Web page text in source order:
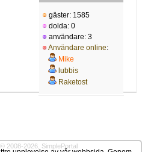
gäster: 1585
dolda: 0
användare: 3
Användare online:
Mike
lubbis
Raketost
2008-2026, SimplePortal